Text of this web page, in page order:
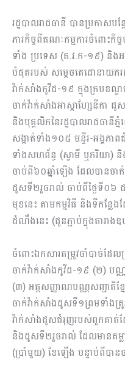
រដ្ឋបាលរាជធានី បានប្រកាស
ភារកិច្ចពីគណៈកម្មការចំពោះកិ
ទាំង ប្រទេស (គ.វ.ក-១៩) និង
បំផុតរបស់ សម្តេចតេជោនាយករ
វ៉ាក់សាំងកូវីដ-១៩ ក្នុងក្របខណ្
ចាក់វ៉ាក់សាំងអាស្កាហ្សែនីកា ដូ
និងបុគ្គលិកនៃរដ្ឋបាលរាជធានី
សង្កាត់ទាំង១០៥ មន្ទីរ-អង្គភា
ទាំងសហព័ន្ធ (ស្វាមី ឬភរិយា)
ចាប់ពី៦០ឆ្នាំឡើង ដែលបានច
ដូសទី២រួចរាល់ ចាប់ពីថ្ងៃទី០៦
មុខនេះ តាមកម្មវិធី និងទីកន្ល
ដំណឹងនេះ (ជូនភ្ជាប់ក្នុងតារាងឧ
ចំពោះឯកសារតម្រូវចាំបាច់ដែ
ចាក់វ៉ាក់សាំងកូវីដ-១៩ (២) បណ្ណ
(៣) អត្តសញ្ញាណបណ្ណសញ្ជាតិខ្ម
ចាក់វ៉ាក់សាំងដូសទី១ព្រមទាំងត្
វ៉ាក់សាំងដូសជំរុញរបស់ពួកគាត់
និងដូសទី២រួចរាល់ ដែលមានគ
(ប្រាំមួយ) ខែឡើង បន្ទាប់ពីបា